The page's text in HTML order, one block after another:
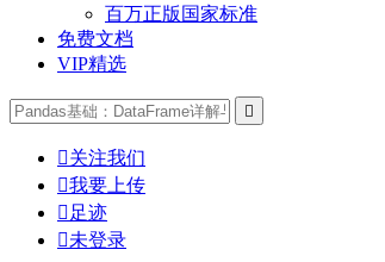
百万正版国家标准
免费文档
VIP精选

关注我们
我要上传
 足迹
未登录